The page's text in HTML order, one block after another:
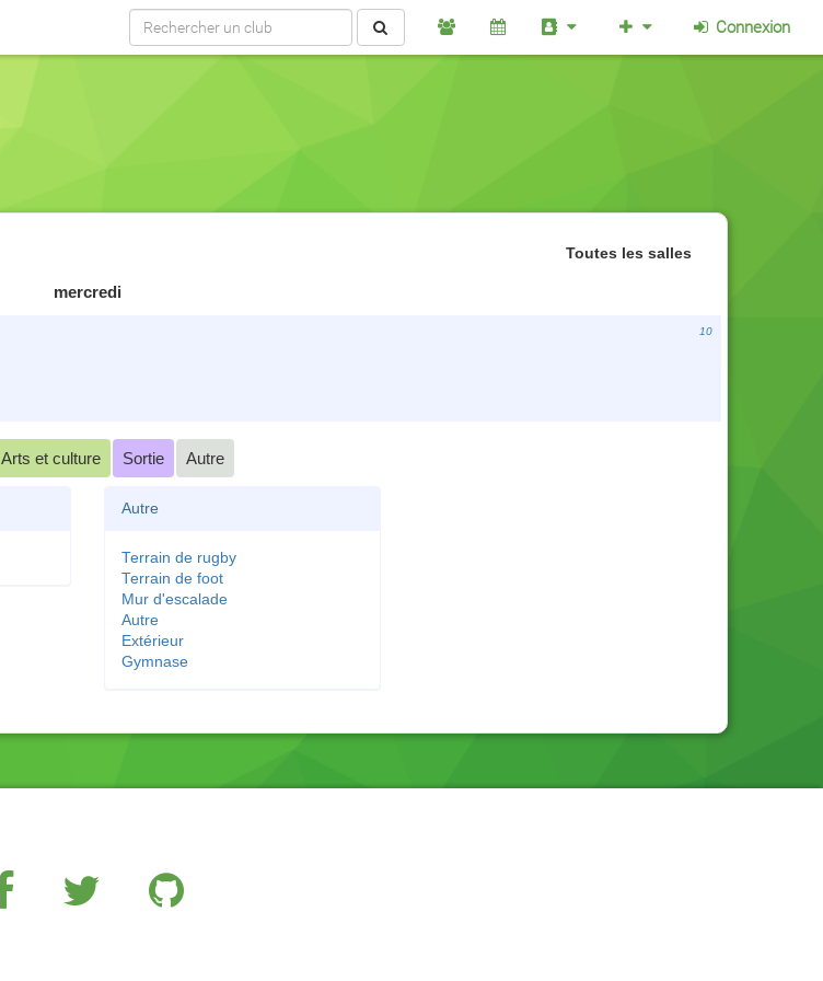
Connexion
Toutes les salles
mercredi
10
Arts et culture Sortie Autre
Autre
Terrain de rugby
Terrain de foot
Mur d'escalade
Autre
Extérieur
Gymnase